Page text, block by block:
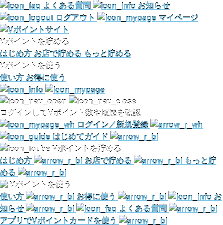
よくある質問
お知らせ
ログアウト
マイページ
Vポイントを貯める
はじめ方 お店で貯める もっと貯める
Vポイントを使う
使い方 お得に使う
ログインしてVポイント数や履歴を確認
ログイン／新規登録
はじめてガイド
Vポイントを貯める
はじめ方
お店で貯める
もっと貯
める
Vポイントを使う
使い方
お得に使う
お
知らせ
よくある質問
アプリでVポイントカードを使う